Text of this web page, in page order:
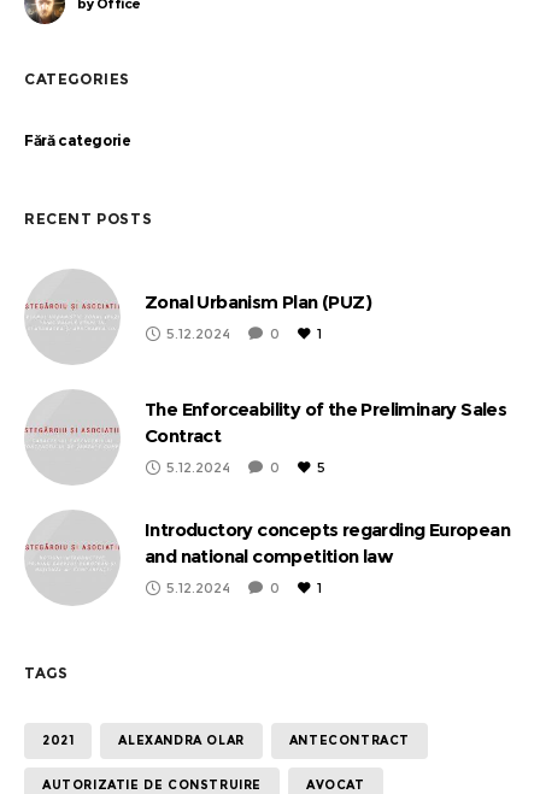
CATEGORIES
Fără categorie
RECENT POSTS
Zonal Urbanism Plan (PUZ)
5.12.2024 0 1
The Enforceability of the Preliminary Sales
Contract
5.12.2024 0 5
Introductory concepts regarding European
and national competition law
5.12.2024 0 1
TAGS
2021 ALEXANDRA OLAR ANTECONTRACT
AUTORIZATIE DE CONSTRUIRE AVOCAT